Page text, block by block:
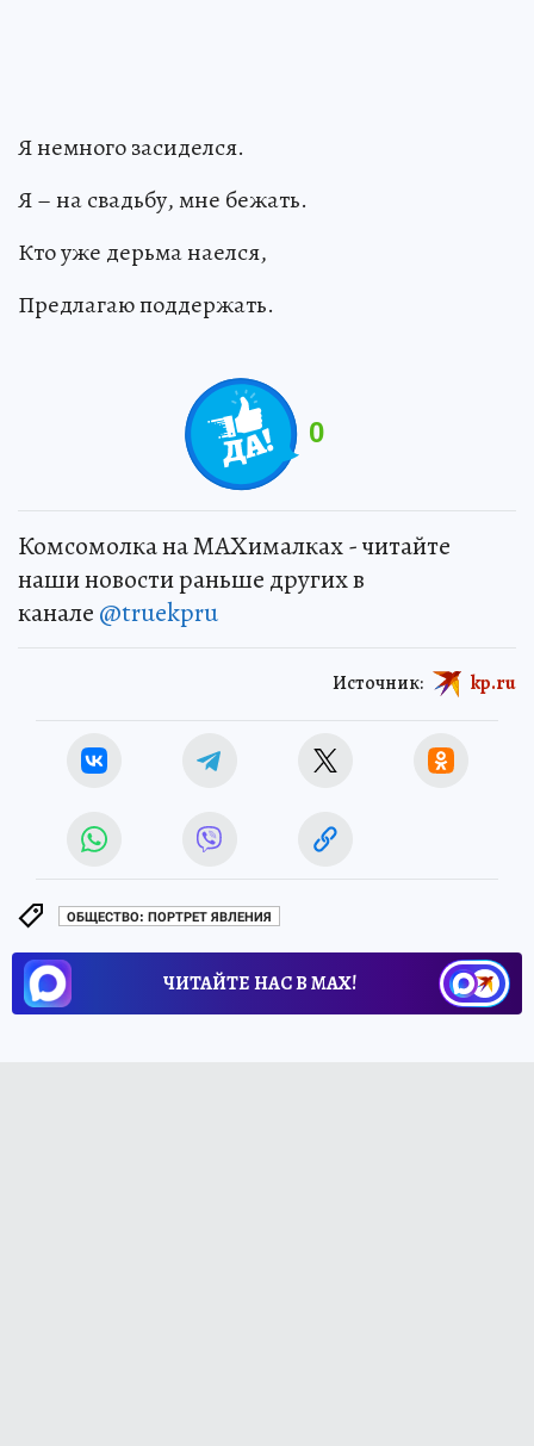
Я немного засиделся.
Я – на свадьбу, мне бежать.
Кто уже дерьма наелся,
Предлагаю поддержать.
0
Комсомолка на MAXималках - читайте
наши новости раньше других в
канале @truekpru
Источник: kp.ru
ОБЩЕСТВО: ПОРТРЕТ ЯВЛЕНИЯ
ЧИТАЙТЕ НАС В МАХ!